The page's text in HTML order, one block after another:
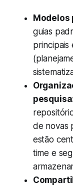
Modelos
guias
principais
de novas
estão
time e